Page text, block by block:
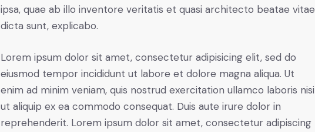
ipsa, quae ab illo inventore veritatis et quasi architecto beatae vitae
dicta sunt, explicabo.
Lorem ipsum dolor sit amet, consectetur adipisicing elit, sed do
eiusmod tempor incididunt ut labore et dolore magna aliqua. Ut
enim ad minim veniam, quis nostrud exercitation ullamco laboris nisi
ut aliquip ex ea commodo consequat. Duis aute irure dolor in
reprehenderit. Lorem ipsum dolor sit amet, consectetur adipiscing